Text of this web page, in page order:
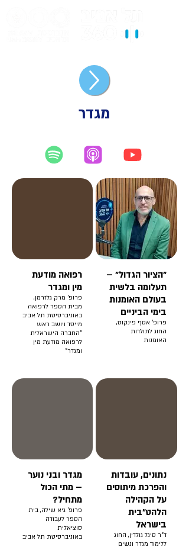
מגדר
"הציור הגדול" –
תעלומה בלשית
בעולם האומנות
בימי הביניים
פרופ' אסף פינקוס,
החוג לתולדות
האומנות
רפואה מודעת
מין ומגדר
פרופ' מרק גלזרמן,
מבית הספר לרפואה
באוניברסיטת תל אביב
מייסד ויושב ראש
"החברה הישראלית
לרפואה מודעת מין
ומגדר"
נתונים, עובדות
והפרכת מיתוסים
על הקהילה
הלהט"בית
בישראל
ד"ר סיגל גולדין, החוג
ללימוד מגדר ונשים
מגדר ובני נוער
– מתי הכול
מתחיל?
פרופ' גיא שילה, בית
הספר לעבודה
סוציאלית
באוניברסיטת תל אביב